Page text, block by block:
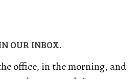
OUR INBOX.
office, in the morning, and